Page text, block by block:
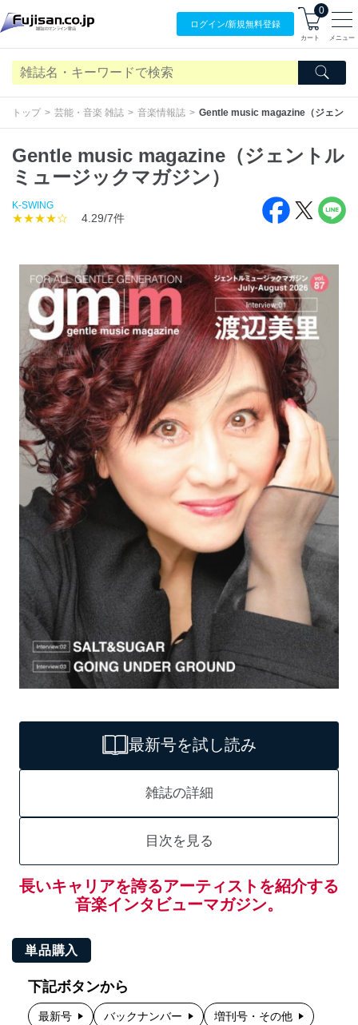
ログイン/新規無料登録
0
カート メニュー
トップ 芸能・音楽 雑誌 音楽情報誌 Gentle music magazine（ジェント
Gentle music magazine（ジェントル
ミュージックマガジン）
K-SWING
★★★★☆ 4.29/7件
最新号を試し読み
雑誌の詳細
目次を見る
長いキャリアを誇るアーティストを紹介する
音楽インタビューマガジン。
単品購入
下記ボタンから
最新号 バックナンバー 増刊号・その他